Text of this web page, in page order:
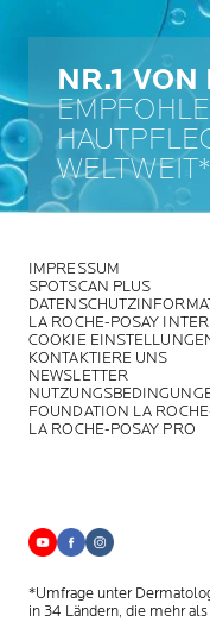
NR.1 VON
WELTWEIT*
IMPRESSUM
SPOTSCAN PLUS
LA ROCHE-POSAY
COOKIE
KONTAKTIERE UNS
NEWSLETTER
FOUNDATION LA
LA ROCHE-POSAY PRO
*Umfrage unter
in 34 Ländern, die mehr